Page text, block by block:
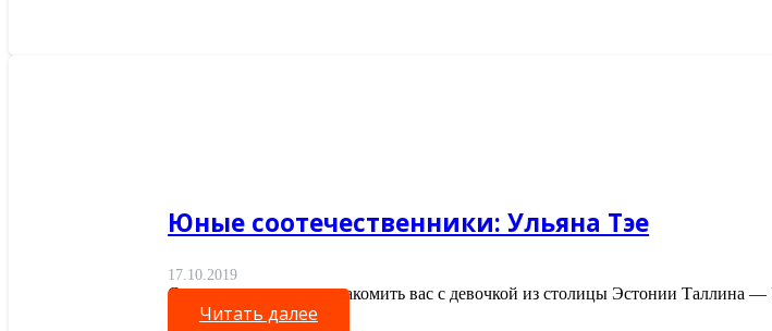
Юные соотечественники: Ульяна Тэе
17.10.2019
Сегодня мы хотим познакомить вас с девочкой из столицы Эстонии Таллина
Читать далее